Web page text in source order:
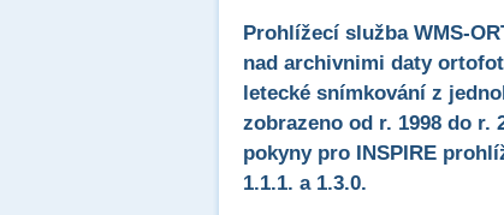
Prohlížecí služba WMS-
nad archivnimi daty
letecké snímkování z
zobrazeno od r. 1998 do r.
pokyny pro INSPIRE
1.1.1. a 1.3.0.